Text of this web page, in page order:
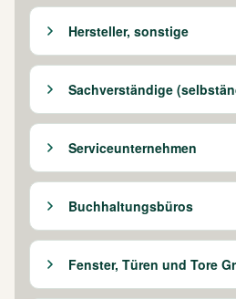
Hersteller, sonstige
Sachverständige
Serviceunternehmen
Buchhaltungsbüros
Fenster, Türen und Tore